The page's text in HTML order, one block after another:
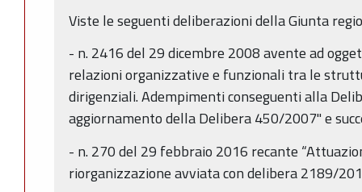
Viste le seguenti deliberazioni della Giunta
- n. 2416 del 29 dicembre 2008 avente ad
relazioni organizzative e funzionali tra le
dirigenziali. Adempimenti conseguenti alla
aggiornamento della Delibera 450/2007" e
- n. 270 del 29 febbraio 2016 recante
riorganizzazione avviata con delibera 2189/